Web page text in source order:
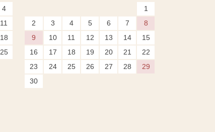
4
11
18
25
1
2
3 4 5 6 7
8
9
10 11 12 13 14
15
16
17 18 19 20 21
22
23
24 25 26 27 28
29
30